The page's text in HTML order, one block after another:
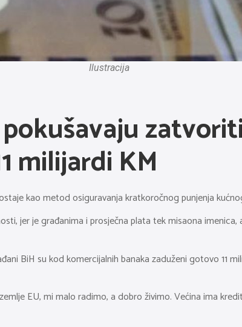
Ilustracija
milijardi KM
kao metod osiguravanja kratkoročnog punjenja
jer je građanima i prosječna plata tek misaona
BiH su kod komercijalnih banaka zaduženi gotovo 11
EU, mi malo radimo, a dobro živimo. Većina ima